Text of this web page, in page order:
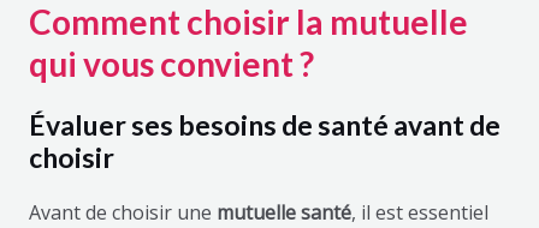
Comment choisir la mutuelle
qui vous convient ?
Évaluer ses besoins de santé avant de
choisir
Avant de choisir une mutuelle santé, il est essentiel